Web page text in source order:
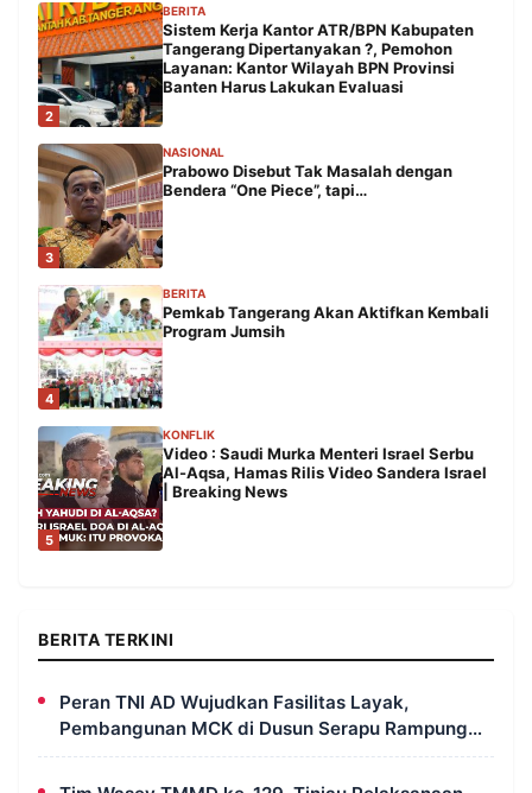
2
BERITA
Sistem Kerja Kantor ATR/BPN Kabupaten
Tangerang Dipertanyakan ?, Pemohon
Layanan: Kantor Wilayah BPN Provinsi
Banten Harus Lakukan Evaluasi
3
NASIONAL
Prabowo Disebut Tak Masalah dengan
Bendera “One Piece”, tapi…
4
BERITA
Pemkab Tangerang Akan Aktifkan Kembali
Program Jumsih
5
KONFLIK
Video : Saudi Murka Menteri Israel Serbu
Al-Aqsa, Hamas Rilis Video Sandera Israel
| Breaking News
BERITA TERKINI
Peran TNI AD Wujudkan Fasilitas Layak,
Pembangunan MCK di Dusun Serapu Rampung
Dikerjakan